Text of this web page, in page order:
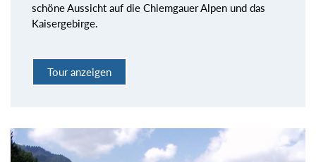
schöne Aussicht auf die Chiemgauer Alpen und das
Kaisergebirge.
Tour anzeigen